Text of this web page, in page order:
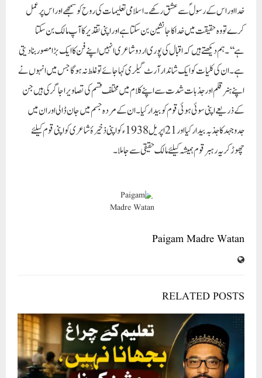
خدا اور اس کے رسول ؐ سے عشق رکھے۔اسلامی تعلیمات کی روح کو سمجھے اور اس پر عمل
کرے تو وہ حقیقت میں خدا کا جانشین بن سکتا ہے اور اپنی تقدیر کا آپ مالک بن سکتا
ہے‘‘۔ہم دیکھتے ہیں کہ اقبال کی پو ری اردو شاعری انہیں اپنے فن کا ایک بڑا مصور بنا دیتی
ہے۔ ان کی کلیات کو ایک شاندار آرٹ گیلری کہا جائے تو غلط نہ ہو گا جس میں انہوں نے
اپنے ہنر قلم اور جذبات شدت سے اپنے کلام میں مختلف قسم کی تصا ویر اجاگر کی ہیں جن
کے ذریعے اپنی سو ئی ہوئی قوم کو بیدار کیا۔ ان کے مردہ جسم میں جان ڈالی اور ان میں
جدو جہد کا جذبہ بیدار کیا اور21 اپریل1938ء کو اپنی ذخیرۂ شاعری کو اپنی قوم کیلئے
چھوڑ کر یہ رہبر قوم ہمیشہ کیلئے مالک حقیقی سے جا ملا۔
Paigam Madre Watan
RELATED POSTS